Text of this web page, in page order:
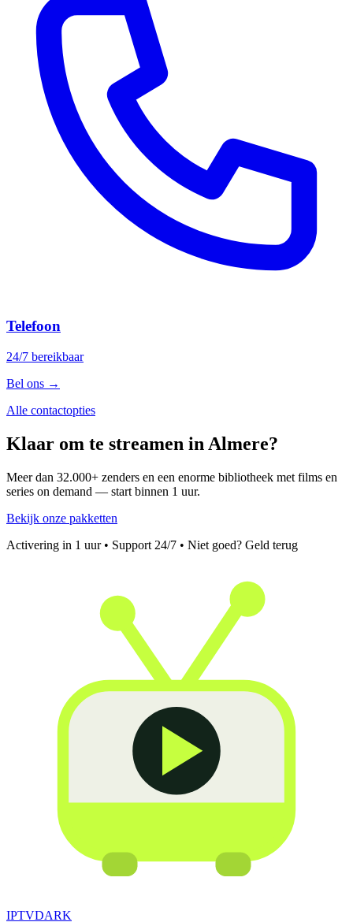
Telefoon
24/7 bereikbaar
Bel ons →
Alle contactopties
Klaar om te streamen in Almere?
Meer dan 32.000+ zenders en een enorme bibliotheek met films en
series on demand — start binnen 1 uur.
Bekijk onze pakketten
Activering in 1 uur • Support 24/7 • Niet goed? Geld terug
IPTVDARK